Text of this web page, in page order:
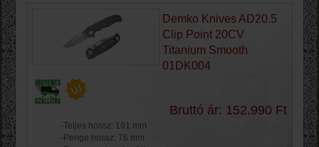
Demko Knives AD20.5
Clip Point 20CV
Titanium Smooth
01DK004
Bruttó ár: 152.990 Ft
-Teljes hossz: 191 mm
-Penge hossz: 76 mm